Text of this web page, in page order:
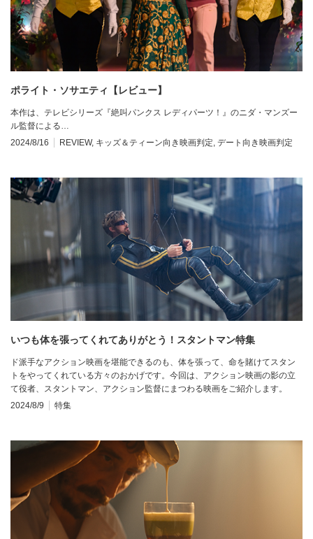
ポライト・ソサエティ【レビュー】
本作は、テレビシリーズ『絶叫パンクス レディパーツ！』のニダ・マンズー
ル監督による…
2024/8/16
REVIEW, キッズ＆ティーン向き映画判定, デート向き映画判定
いつも体を張ってくれてありがとう！スタントマン特集
ド派手なアクション映画を堪能できるのも、体を張って、命を賭けてスタン
トをやってくれている方々のおかげです。今回は、アクション映画の影の立
て役者、スタントマン、アクション監督にまつわる映画をご紹介します。
2024/8/9
特集